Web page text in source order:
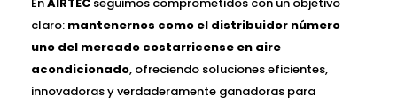
claro: mantenernos como el distribuidor número
uno del mercado costarricense en aire
acondicionado, ofreciendo soluciones eficientes,
innovadoras y verdaderamente ganadoras para